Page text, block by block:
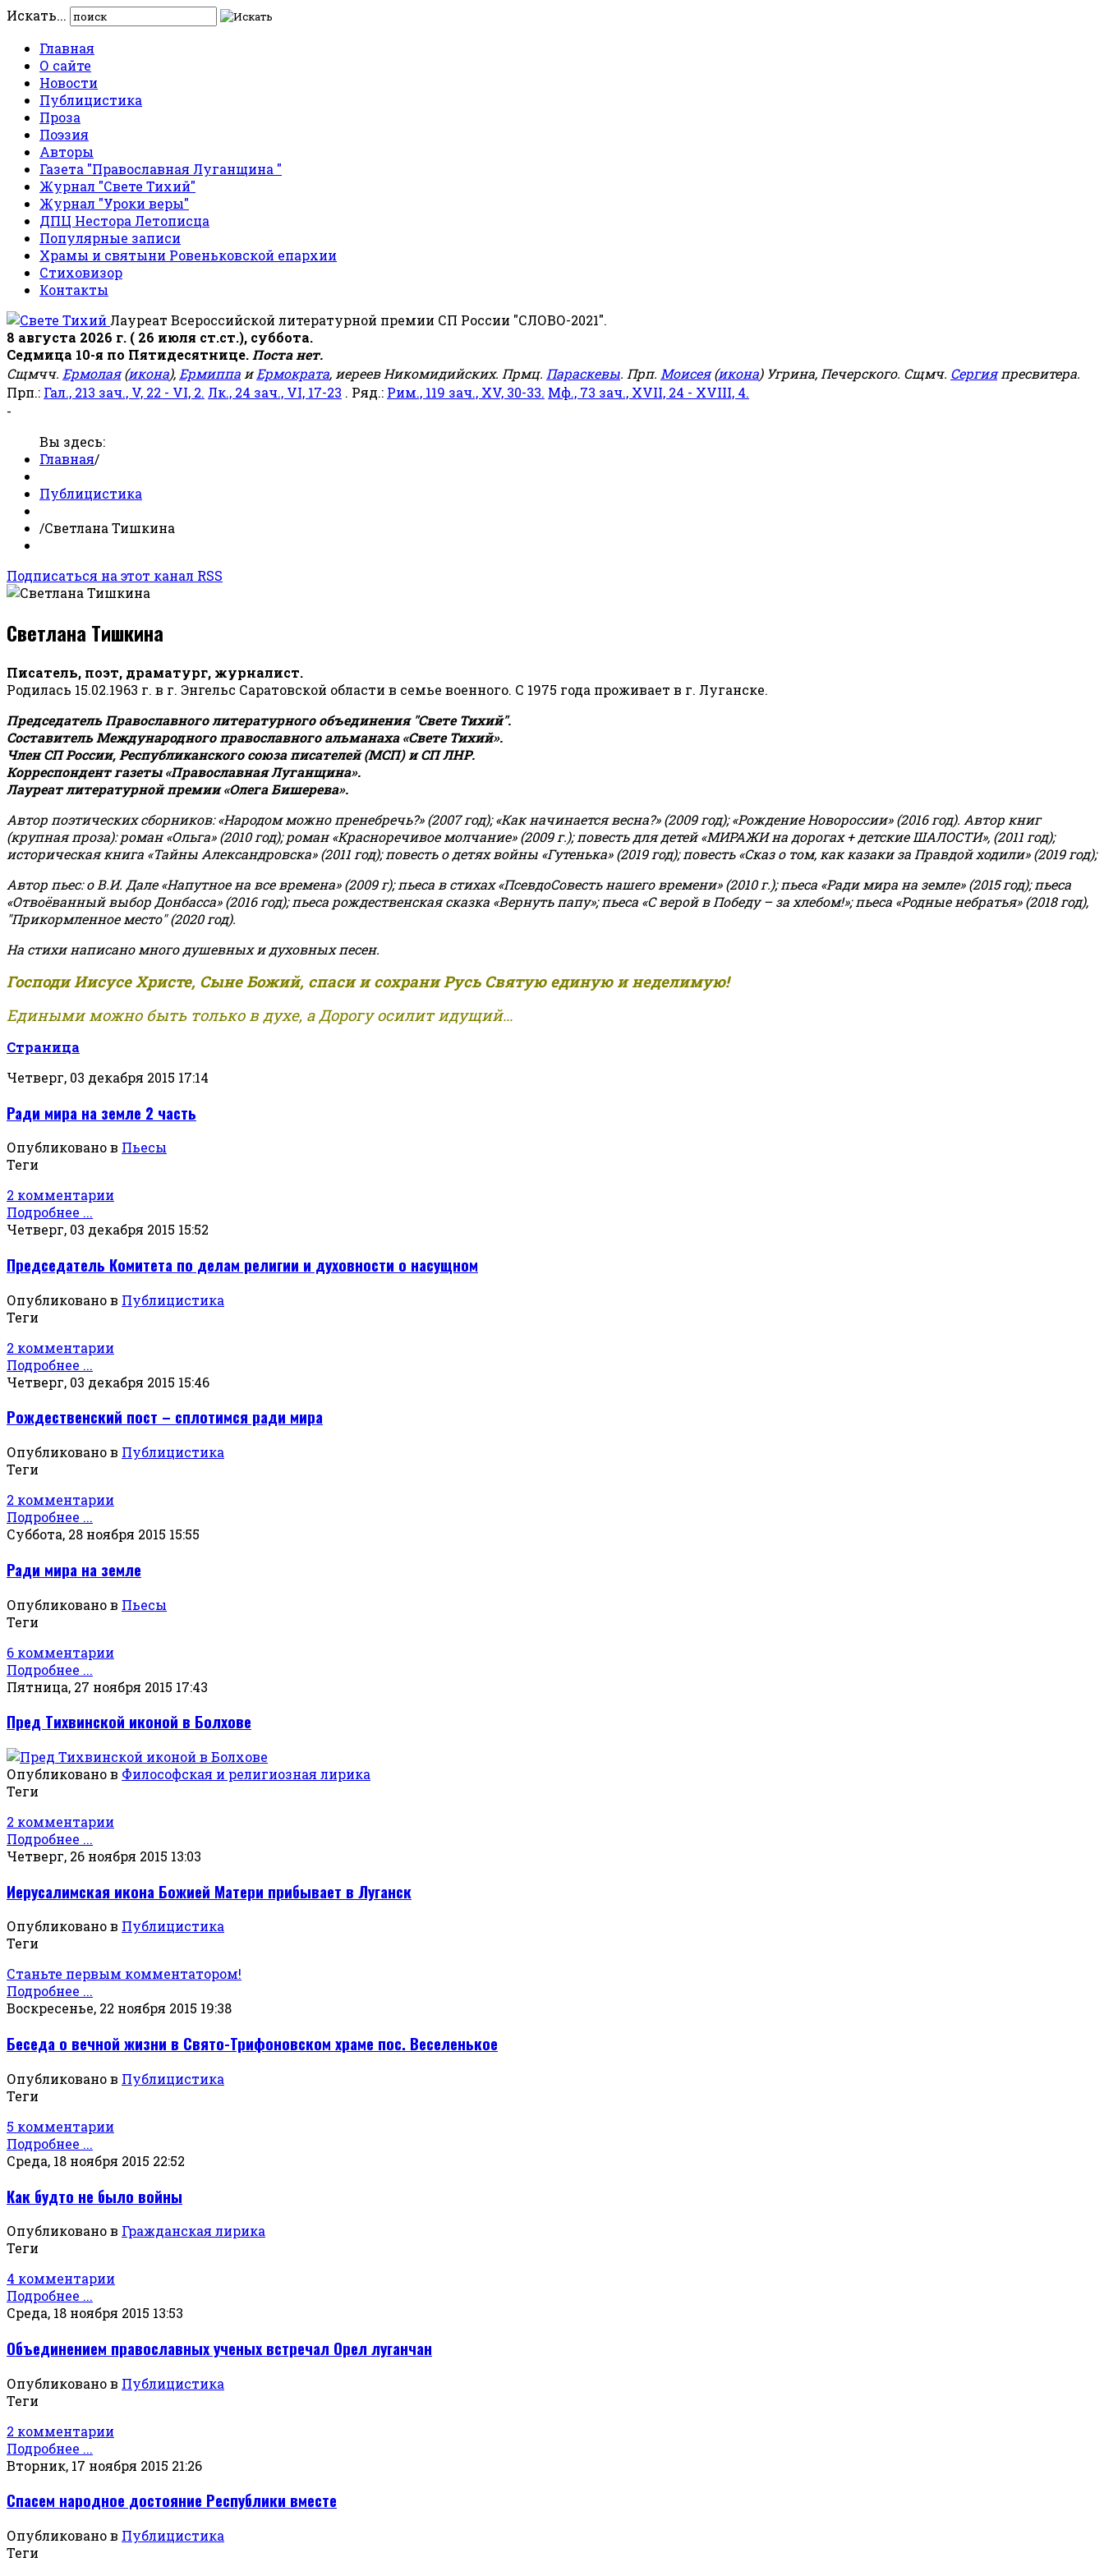
Искать...
Главная
О сайте
Новости
Публицистика
Проза
Поэзия
Авторы
Газета "Православная Луганщина "
Журнал "Свете Тихий"
Журнал "Уроки веры"
ДПЦ Нестора Летописца
Популярные записи
Храмы и святыни Ровеньковской епархии
Стиховизор
Контакты
Лауреат Всероссийской литературной премии СП России "СЛОВО-2021".
8 августа 2026 г. ( 26 июля ст.ст.), суббота.
Седмица 10-я по Пятидесятнице. Поста нет.
Сщмчч. Ермолая(икона), Ермиппа иЕрмократа, иереев Никомидийских. Прмц. Параскевы. Прп. Моисея(икона) Угрина, Печерского. Сщмч. Сергияпресвитера.
Прп.: Гал., 213 зач., V, 22 - VI, 2. Лк., 24 зач., VI, 17-23 . Ряд.: Рим., 119 зач., XV, 30-33. Мф., 73 зач., XVII, 24 - XVIII, 4.
-
Вы здесь:
Главная/
Публицистика
/Светлана Тишкина
Подписаться на этот канал RSS
Светлана Тишкина
Писатель, поэт, драматург, журналист.
Родилась 15.02.1963 г. в г. Энгельс Саратовской области в семье военного. С 1975 года проживает в г. Луганске.
Председатель Православного литературного объединения "Свете Тихий".
Составитель Международного православного альманаха «Свете Тихий».
Член СП России, Республиканского союза писателей (МСП) и СП ЛНР.
Корреспондент газеты «Православная Луганщина».
Лауреат литературной премии «Олега Бишерева».
Автор поэтических сборников: «Народом можно пренебречь?» (2007 год); «Как начинается весна?» (2009 год); «Рождение Новороссии» (2016 год). Автор книг
(крупная проза): роман «Ольга» (2010 год); роман «Красноречивое молчание» (2009 г.); повесть для детей «МИРАЖИ на дорогах + детские ШАЛОСТИ», (2011 год);
историческая книга «Тайны Александровска» (2011 год); повесть о детях войны «Гутенька» (2019 год); повесть «Сказ о том, как казаки за Правдой ходили» (2019 год);
Автор пьес: о В.И. Дале «Напутное на все времена» (2009 г); пьеса в стихах «ПсевдоСовесть нашего времени» (2010 г.); пьеса «Ради мира на земле» (2015 год); пьеса
«Отвоёванный выбор Донбасса» (2016 год); пьеса рождественская сказка «Вернуть папу»; пьеса «С верой в Победу – за хлебом!»;пьеса «Родные небратья» (2018 год),
"Прикормленное место" (2020 год).
На стихи написано много душевных и духовных песен.
Господи Иисусе Христе, Сыне Божий, спаси и сохрани Русь Святую единую и неделимую!
Едиными можно быть только в духе, а Дорогу осилит идущий...
Страница
Четверг, 03 декабря 2015 17:14
Ради мира на земле 2 часть
Опубликовано в Пьесы
Теги
2 комментарии
Подробнее ...
Четверг, 03 декабря 2015 15:52
Председатель Комитета по делам религии и духовности о насущном
Опубликовано в Публицистика
Теги
2 комментарии
Подробнее ...
Четверг, 03 декабря 2015 15:46
Рождественский пост – сплотимся ради мира
Опубликовано в Публицистика
Теги
2 комментарии
Подробнее ...
Суббота, 28 ноября 2015 15:55
Ради мира на земле
Опубликовано в Пьесы
Теги
6 комментарии
Подробнее ...
Пятница, 27 ноября 2015 17:43
Пред Тихвинской иконой в Болхове
Опубликовано в Философская и религиозная лирика
Теги
2 комментарии
Подробнее ...
Четверг, 26 ноября 2015 13:03
Иерусалимская икона Божией Матери прибывает в Луганск
Опубликовано в Публицистика
Теги
Станьте первым комментатором!
Подробнее ...
Воскресенье, 22 ноября 2015 19:38
Беседа о вечной жизни в Свято-Трифоновском храме пос. Веселенькое
Опубликовано в Публицистика
Теги
5 комментарии
Подробнее ...
Среда, 18 ноября 2015 22:52
Как будто не было войны
Опубликовано в Гражданская лирика
Теги
4 комментарии
Подробнее ...
Среда, 18 ноября 2015 13:53
Объединением православных ученых встречал Орел луганчан
Опубликовано в Публицистика
Теги
2 комментарии
Подробнее ...
Вторник, 17 ноября 2015 21:26
Спасем народное достояние Республики вместе
Опубликовано в Публицистика
Теги